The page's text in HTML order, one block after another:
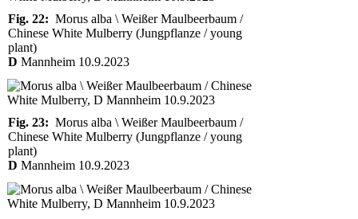
Fig. 22: Morus alba \ Weißer Maulbeerbaum /
Chinese White Mulberry (Jungpflanze / young
plant)
D Mannheim 10.9.2023
Fig. 23: Morus alba \ Weißer Maulbeerbaum /
Chinese White Mulberry (Jungpflanze / young
plant)
D Mannheim 10.9.2023